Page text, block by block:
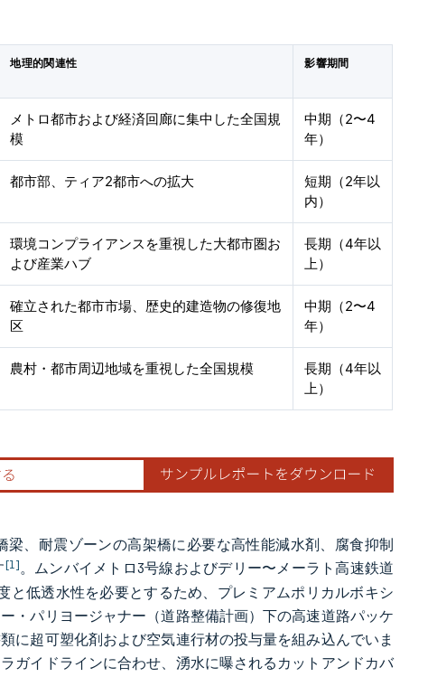
地理的関連性 影響期間
メトロ都市および経済回廊に集中した全国規
模
中期（2〜4
年）
都市部、ティア2都市への拡大
短期（2年以
内）
環境コンプライアンスを重視した大都市圏お
よび産業ハブ
長期（4年以
上）
確立された都市市場、歴史的建造物の修復地
区
中期（2〜4
年）
農村・都市周辺地域を重視した全国規模
長期（4年以
上）
、耐震ゾーンの高架橋に必要な高性能減水剤、腐食抑制
[1]。ムンバイメトロ3号線およびデリー〜メーラト高速鉄道
と低透水性を必要とするため、プレミアムポリカルボキシ
・パリヨージャナー（道路整備計画）下の高速道路パッケ
に超可塑化剤および空気連行材の投与量を組み込んでいま
ガイドラインに合わせ、湧水に曝されるカットアンドカバ